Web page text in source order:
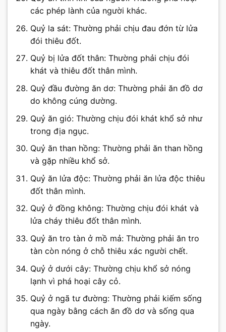
các phép lành của người khác.
Quỷ la sát: Thường phải chịu đau đớn từ lửa
đói thiêu đốt.
Quỷ bị lửa đốt thân: Thường phải chịu đói
khát và thiêu đốt thân mình.
Quỷ đầu đường ăn dơ: Thường phải ăn đồ dơ
do không cúng dường.
Quỷ ăn gió: Thường chịu đói khát khổ sở như
trong địa ngục.
Quỷ ăn than hồng: Thường phải ăn than hồng
và gặp nhiều khổ sở.
Quỷ ăn lửa độc: Thường phải ăn lửa độc thiêu
đốt thân mình.
Quỷ ở đồng không: Thường chịu đói khát và
lửa cháy thiêu đốt thân mình.
Quỷ ăn tro tàn ở mồ mả: Thường phải ăn tro
tàn còn nóng ở chỗ thiêu xác người chết.
Quỷ ở dưới cây: Thường chịu khổ sở nóng
lạnh vì phá hoại cây cỏ.
Quỷ ở ngã tư đường: Thường phải kiếm sống
qua ngày bằng cách ăn đồ dơ và sống qua
ngày.